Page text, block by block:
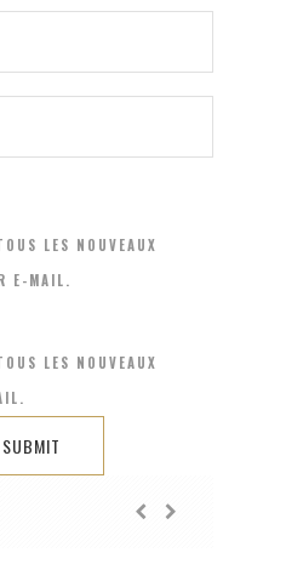
LES NOUVEAUX
E-MAIL.
LES NOUVEAUX